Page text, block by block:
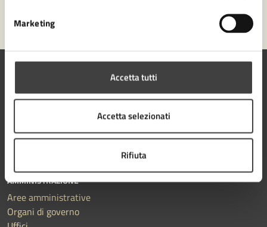
Marketing
Accetta tutti
Accetta selezionati
Rifiuta
Comune di Cesena
AMMINISTRAZIONE
Aree amministrative
Organi di governo